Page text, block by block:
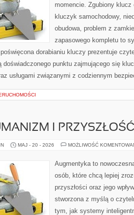
momencie. Zgubiony
kluczyk samochodowy,
obudowa, problem z
zapasowego kompletu to
dorabianiu kluczy prezentuje
doświadczonego punktu zajmującego się
usługami związanymi z codziennym
I
MAJ - 20 - 2026 MOŻLIWOŚĆ
Augmentyka to
osób, które chcą lepiej
przyszłości oraz jego
stworzona z myślą o
tym, jak systemy